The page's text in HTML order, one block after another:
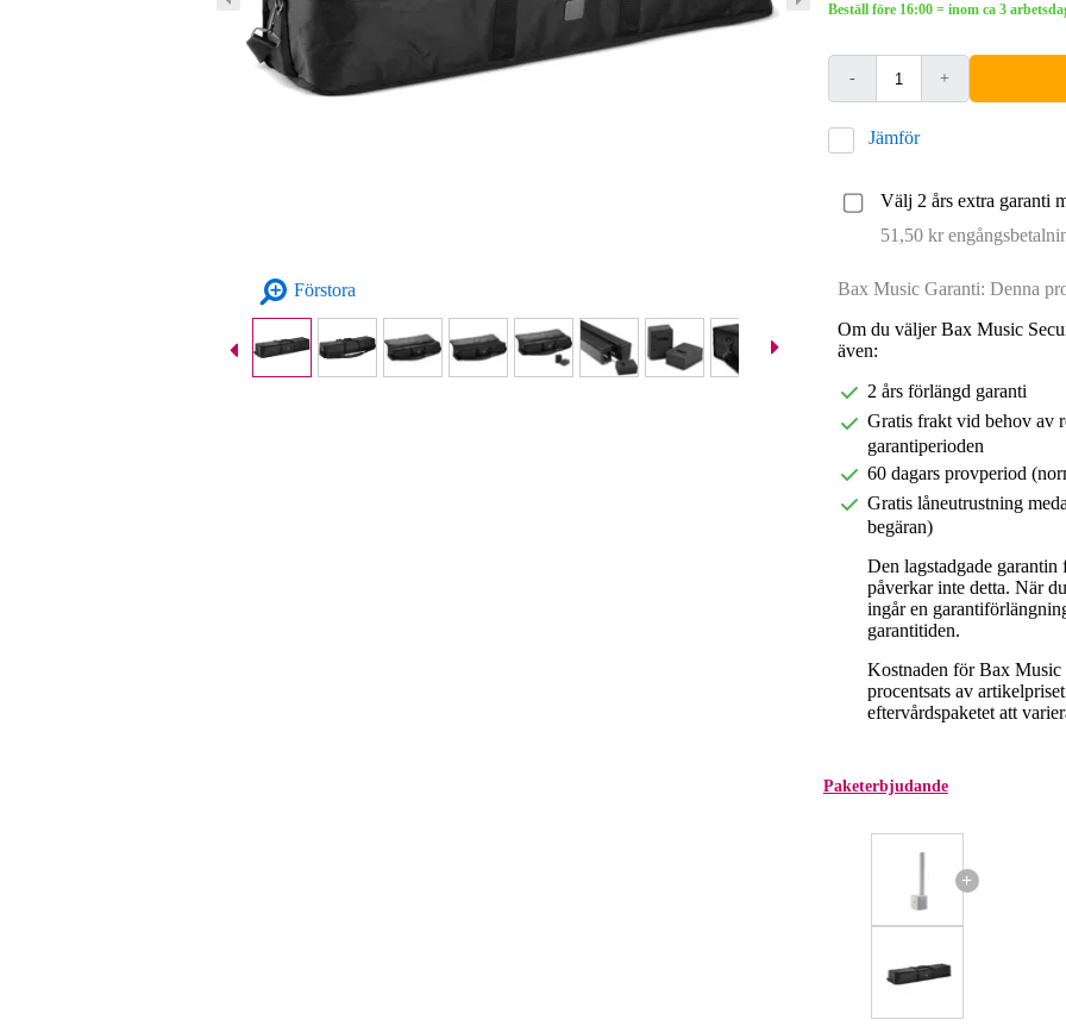
Förstora
Beställ före 16:00 = inom ca 3
- +
Jämför
Välj 2 års extra garanti
51,50 kr
Bax Music Garanti: Denna
Om du väljer Bax Music
även:
2 års förlängd garanti
Gratis frakt vid behov av
garantiperioden
60 dagars provperiod
Gratis låneutrustning
begäran)
Den lagstadgade
påverkar inte detta. När
ingår en
garantitiden.
Kostnaden för Bax Music
procentsats av
eftervårdspaketet att
Paketerbjudande
+